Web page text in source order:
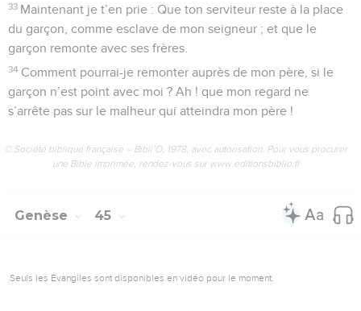
33 Maintenant je t’en prie : Que ton serviteur reste à la place
du garçon, comme esclave de mon seigneur ; et que le
garçon remonte avec ses frères.
34 Comment pourrai-je remonter auprès de mon père, si le
garçon n’est point avec moi ? Ah ! que mon regard ne
s’arrête pas sur le malheur qui atteindra mon père !
© Société biblique française – Bibli’O, 1978, avec autorisation. Pour vous procurer
une Bible imprimée, rendez-vous sur www.editionsbiblio.fr
Genèse 45
Seuls les Évangiles sont disponibles en vidéo pour le moment.